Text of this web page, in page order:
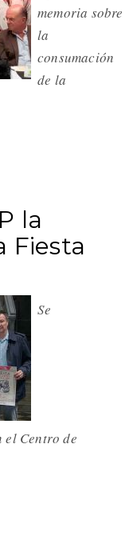
memoria sobre
la
consumación
de la
la
Fiesta
Se
Centro de